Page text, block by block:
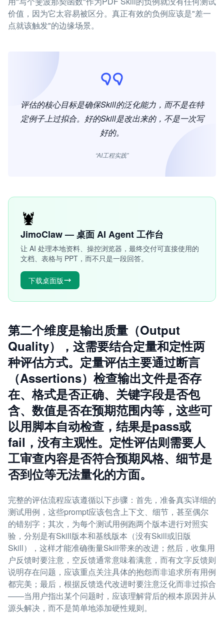
价值，因为它太容易被区分。真正有效的负例应该是"差一
点就该触发"的边缘场景。
评估的核心目标是确保Skill的泛化能力，而不是在特
定例子上过拟合。好的Skill是改出来的，不是一次写
好的。
“AI工程实践”
🦞
JimoClaw — 桌面 AI Agent 工作台
让 AI 处理本地资料、操控浏览器，最终交付可直接使用的
文档、表格与 PPT，而不只是一段回答。
下载桌面版
第二个维度是输出质量（Output
Quality），这需要结合定量和定性两
种评估方式。定量评估主要通过断言
（Assertions）检查输出文件是否存
在、格式是否正确、关键字段是否包
含、数值是否在预期范围内等，这些可
以用脚本自动检查，结果是pass或
fail，没有主观性。定性评估则需要人
工审查内容是否符合预期风格、细节是
否到位等无法量化的方面。
完整的评估流程应该遵循以下步骤：首先，准备真实详细的
测试用例，这些prompt应该包含上下文、细节，甚至偶尔
的错别字；其次，为每个测试用例跑两个版本进行对照实
验，分别是有Skill版本和基线版本（没有Skill或旧版
Skill），这样才能准确衡量Skill带来的改进；然后，收集用
户反馈时要注意，空反馈通常意味着满意，而有文字反馈则
说明存在问题，应该重点关注具体的抱怨而非追求所有用例
都完美；最后，根据反馈迭代改进时要注意泛化而非过拟合
——当用户指出某个问题时，应该理解背后的根本原因并从
源头解决，而不是简单地添加硬性规则。